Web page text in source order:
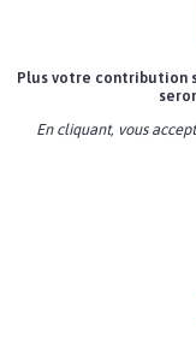
Plus votre contribution
En cliquant, vous